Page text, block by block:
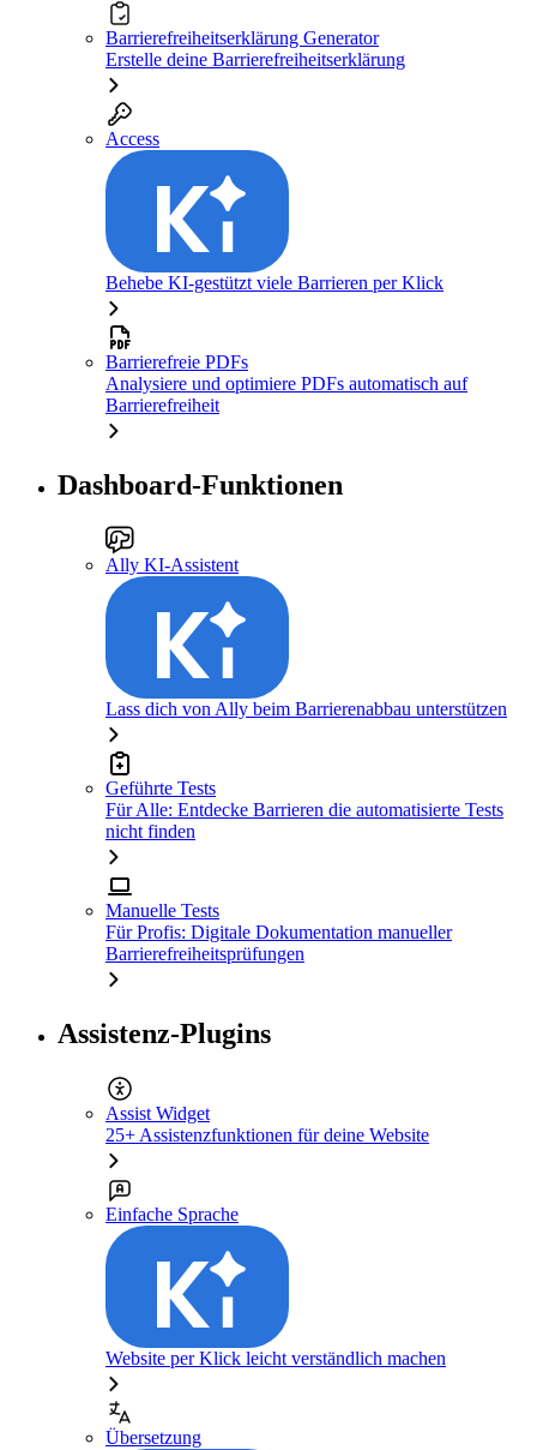
Barrierefreiheitserklärung Generator
Erstelle deine Barrierefreiheitserklärung
Access
Behebe KI-gestützt viele Barrieren per Klick
Barrierefreie PDFs
Analysiere und optimiere PDFs automatisch auf
Barrierefreiheit
Dashboard-Funktionen
Ally KI-Assistent
Lass dich von Ally beim Barrierenabbau unterstützen
Geführte Tests
Für Alle: Entdecke Barrieren die automatisierte Tests
nicht finden
Manuelle Tests
Für Profis: Digitale Dokumentation manueller
Barrierefreiheitsprüfungen
Assistenz-Plugins
Assist Widget
25+ Assistenzfunktionen für deine Website
Einfache Sprache
Website per Klick leicht verständlich machen
Übersetzung